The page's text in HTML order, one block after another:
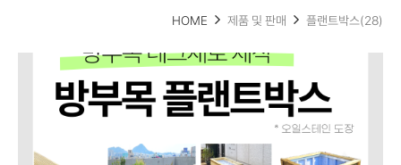
HOME 제품 및 판매 플랜트박스(28)